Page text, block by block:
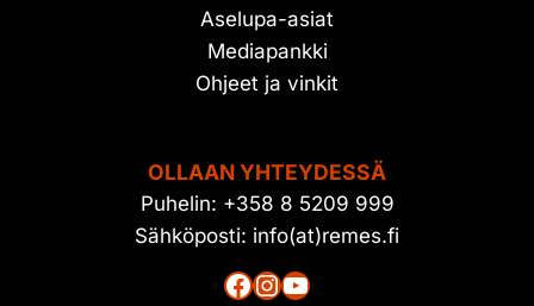
Aselupa-asiat
Mediapankki
Ohjeet ja vinkit
OLLAAN YHTEYDESSÄ
Puhelin: +358 8 5209 999
Sähköposti: info(at)remes.fi
Facebook
Instagram
YouTube